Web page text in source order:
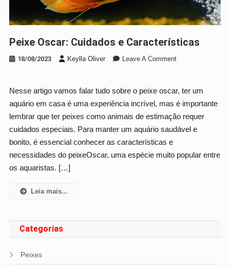
Peixe Oscar: Cuidados e Características
18/08/2023 Keylla Oliver Leave A CommentOn
Cuidados
E
Características
Nesse artigo vamos falar tudo sobre o peixe oscar, ter um
aquário em casa é uma experiência incrível, mas é importante
lembrar que ter peixes como animais de estimação requer
cuidados especiais. Para manter um aquário saudável e
bonito, é essencial conhecer as características e
necessidades do peixeOscar, uma espécie muito popular entre
os aquaristas. […]
Leia mais...
Categorias
Peixes